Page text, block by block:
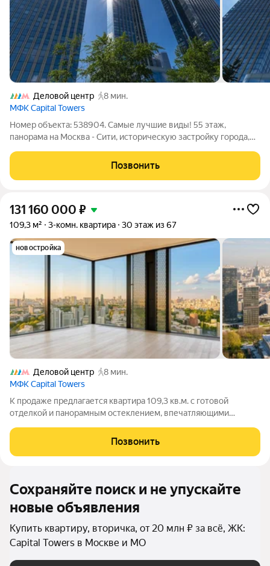
Деловой центр
8 мин.
МФК Capital Towers
Номер объекта: 538904. Самые лучшие виды! 55 этаж,
панорама на Москва - Сити, историческую застройку города,
продаже квартира с качественной отделкой в премиальном
ЖК Capital Towers. Планировка:
Позвонить
131 160 000 ₽
109,3 м² 3-комн. квартира 30 этаж из 67
новостройка
Деловой центр
8 мин.
МФК Capital Towers
К продаже предлагается квартира 109,3 кв.м. с готовой
отделкой и панорамным остеклением, впечатляющими
премиум-класса на набережной Москва-реки. Преимущества: -
Панорамные окна в пол, много света
Позвонить
Сохраняйте поиск и не упускайте
новые объявления
Купить квартиру, вторичка, от 20 млн ₽ за всё, ЖК:
Capital Towers в Москве и МО